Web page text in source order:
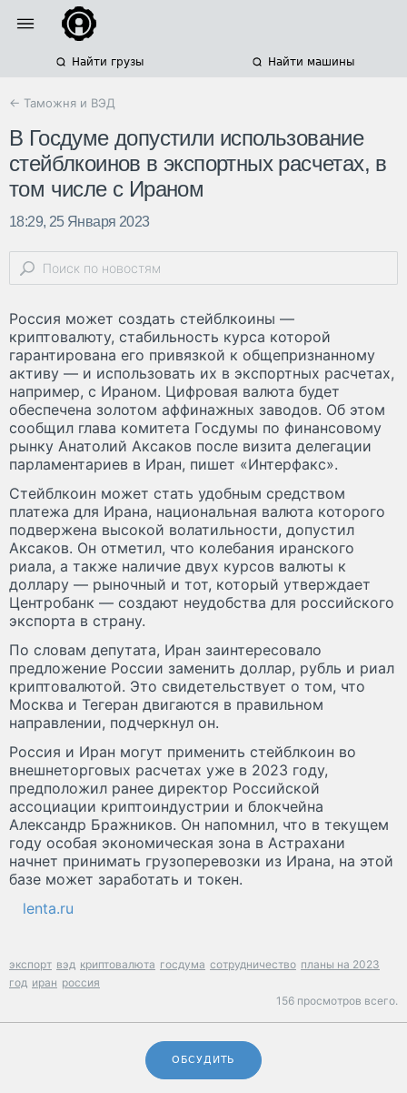
Найти грузы Найти машины
← Таможня и ВЭД
В Госдуме допустили использование
стейблкоинов в экспортных расчетах, в
том числе с Ираном
18:29, 25 Января 2023
Россия может создать стейблкоины —
криптовалюту, стабильность курса которой
гарантирована его привязкой к общепризнанному
активу — и использовать их в экспортных расчетах,
например, с Ираном. Цифровая валюта будет
обеспечена золотом аффинажных заводов. Об этом
сообщил глава комитета Госдумы по финансовому
рынку Анатолий Аксаков после визита делегации
парламентариев в Иран, пишет «Интерфакс».
Стейблкоин может стать удобным средством
платежа для Ирана, национальная валюта которого
подвержена высокой волатильности, допустил
Аксаков. Он отметил, что колебания иранского
риала, а также наличие двух курсов валюты к
доллару — рыночный и тот, который утверждает
Центробанк — создают неудобства для российского
экспорта в страну.
По словам депутата, Иран заинтересовало
предложение России заменить доллар, рубль и риал
криптовалютой. Это свидетельствует о том, что
Москва и Тегеран двигаются в правильном
направлении, подчеркнул он.
Россия и Иран могут применить стейблкоин во
внешнеторговых расчетах уже в 2023 году,
предположил ранее директор Российской
ассоциации криптоиндустрии и блокчейна
Александр Бражников. Он напомнил, что в текущем
году особая экономическая зона в Астрахани
начнет принимать грузоперевозки из Ирана, на этой
базе может заработать и токен.
lenta.ru
экспорт вэд криптовалюта госдума сотрудничество планы на 2023
год иран россия
156 просмотров всего.
ОБСУДИТЬ